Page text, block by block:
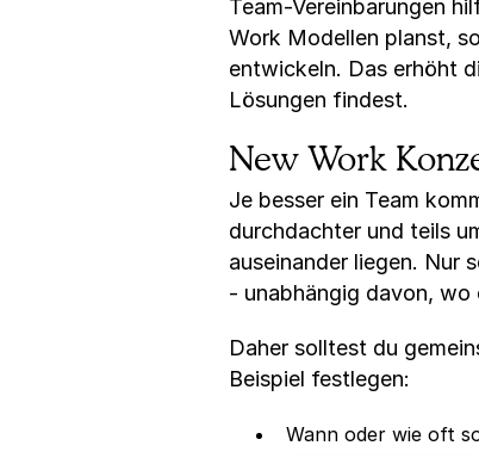
Team-Vereinbarungen
Work Modellen planst,
entwickeln. Das erhöht
Lösungen findest.
New Work
Je besser ein Team
durchdachter und teils
auseinander liegen. Nur
- unabhängig davon, wo
Daher solltest du
Beispiel festlegen:
Wann oder wie oft